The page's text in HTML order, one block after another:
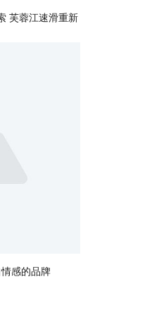
芙蓉江速滑重新
感的品牌